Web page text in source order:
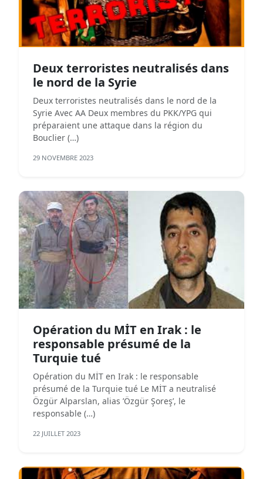
Deux terroristes neutralisés dans
le nord de la Syrie
Deux terroristes neutralisés dans le nord de la
Syrie Avec AA Deux membres du PKK/YPG qui
préparaient une attaque dans la région du
Bouclier (…)
29 NOVEMBRE 2023
Opération du MİT en Irak : le
responsable présumé de la
Turquie tué
Opération du MİT en Irak : le responsable
présumé de la Turquie tué Le MİT a neutralisé
Özgür Alparslan, alias ’Özgür Şoreş’, le
responsable (…)
22 JUILLET 2023